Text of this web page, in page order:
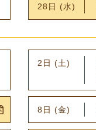
28日 (水)
2日 (土)
8日 (金)